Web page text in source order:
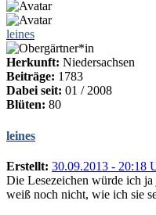
leines
Herkunft: Niedersachsen
Beiträge: 1783
Dabei seit: 01 / 2008
Blüten: 80
leines
Erstellt: 30.09.2013 - 20:18
Die Lesezeichen würde ich
weiß noch nicht, wie ich sie